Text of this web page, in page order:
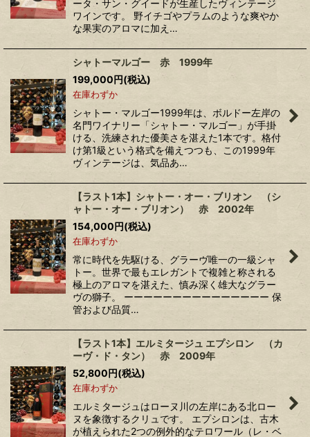
ータ・サン・グイードが生産したヴィンテージ
ワインです。 野イチゴやプラムのような爽やか
な果実のアロマに加え…
シャトーマルゴー 赤 1999年
199,000円(税込)
在庫わずか
シャトー・マルゴー1999年は、ボルドー左岸の
名門ワイナリー「シャトー・マルゴー」が手掛
ける、洗練された優美さを湛えた1本です。格付
け第1級という格式を備えつつも、この1999年
ヴィンテージは、気品あ…
【ラスト1本】シャトー・オー・ブリオン （シ
ャトー・オー・ブリオン） 赤 2002年
154,000円(税込)
在庫わずか
常に時代を先駆ける、グラーヴ唯一の一級シャ
トー。世界で最もエレガントで複雑と称される
極上のアロマを湛えた、慎み深く雄大なグラー
ヴの獅子。 ーーーーーーーーーーーーーーー 保
管および品質…
【ラスト1本】エルミタージュ エプシロン （カ
ーヴ・ド・タン） 赤 2009年
52,800円(税込)
在庫わずか
エルミタージュはローヌ川の左岸にある北ロー
ヌを象徴するクリュです。 エプシロンは、古木
が植えられた2つの例外的なテロワール（レ・ベ